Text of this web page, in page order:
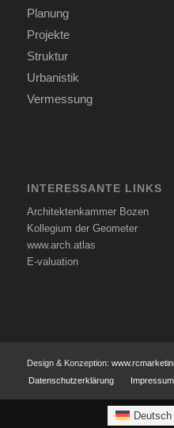
Planung
Projekte
Struktur
Urbanistik
Vermessung
INTERESSANTE LINKS
Architektenkammer Bozen
Kollegium der Geometer
www.arch.atlas
E-valuation
Design & Konzeption:
Datenschutzerklärung
Impressum
Deutsch